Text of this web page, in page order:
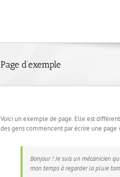
Page d’exemple
Voici un exemple de page. Elle est
des gens commencent par écrire une page
Bonjour ! Je suis un mécanicien
mon temps à regarder la pluie